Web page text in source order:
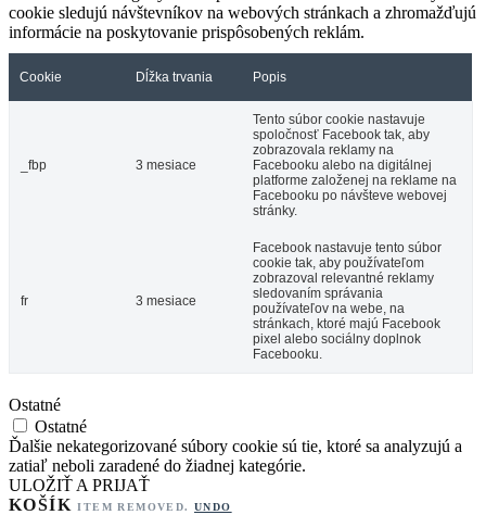
cookie sledujú návštevníkov na webových stránkach a zhromažďujú
informácie na poskytovanie prispôsobených reklám.
Cookie Dĺžka trvania Popis
_fbp 3 mesiace
Tento súbor cookie nastavuje
spoločnosť Facebook tak, aby
zobrazovala reklamy na
Facebooku alebo na digitálnej
platforme založenej na reklame na
Facebooku po návšteve webovej
stránky.
fr 3 mesiace
Facebook nastavuje tento súbor
cookie tak, aby používateľom
zobrazoval relevantné reklamy
sledovaním správania
používateľov na webe, na
stránkach, ktoré majú Facebook
pixel alebo sociálny doplnok
Facebooku.
Ostatné
Ostatné
Ďalšie nekategorizované súbory cookie sú tie, ktoré sa analyzujú a
zatiaľ neboli zaradené do žiadnej kategórie.
ULOŽIŤ A PRIJAŤ
KOŠÍKITEM REMOVED.UNDO